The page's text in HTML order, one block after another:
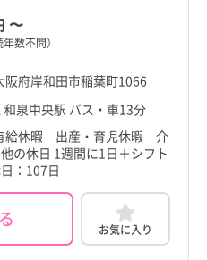
〜
数不問）
阪府岸和田市稲葉町1066
泉中央駅 バス・車13分
給休暇 出産・育児休暇 介
の休日 1週間に1日＋シフト
：107日
お気に入り